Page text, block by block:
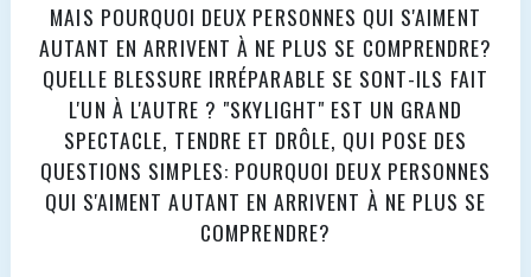
MAIS POURQUOI DEUX PERSONNES QUI S'AIMENT
AUTANT EN ARRIVENT À NE PLUS SE COMPRENDRE?
QUELLE BLESSURE IRRÉPARABLE SE SONT-ILS FAIT
L'UN À L'AUTRE ? "SKYLIGHT" EST UN GRAND
SPECTACLE, TENDRE ET DRÔLE, QUI POSE DES
QUESTIONS SIMPLES: POURQUOI DEUX PERSONNES
QUI S'AIMENT AUTANT EN ARRIVENT À NE PLUS SE
COMPRENDRE?